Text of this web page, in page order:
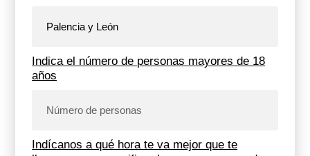
Indica el número de personas mayores de 18
años
Indícanos a qué hora te va mejor que te